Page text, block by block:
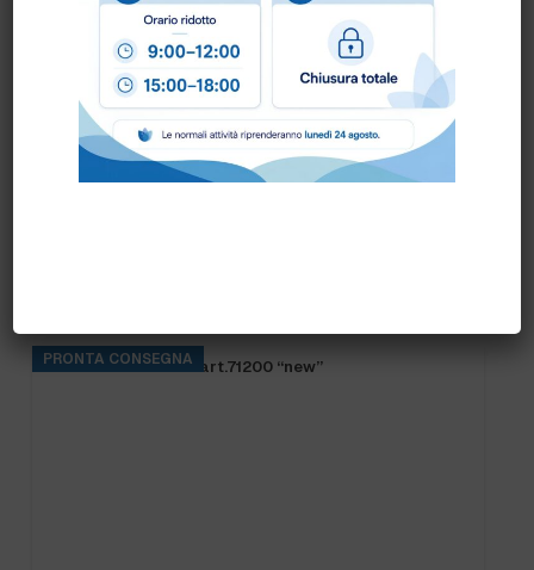
PRONTA CONSEGNA
FRANGIA SOFT SR art.71200 “new”